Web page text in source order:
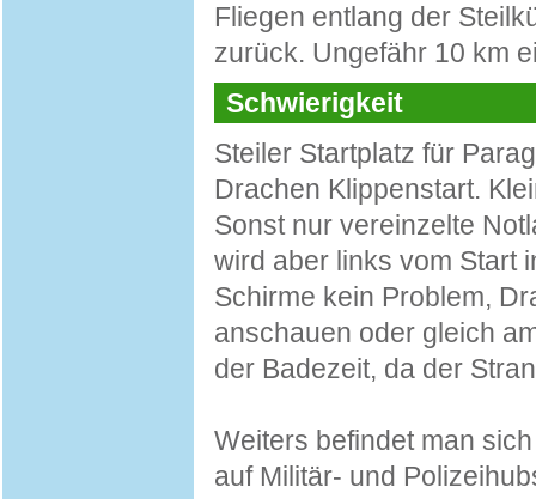
Fliegen entlang der
zurück. Ungefähr 10 km
Schwierigkeit
Steiler Startplatz für
Drachen Klippenstart.
Sonst nur vereinzelte
wird aber links vom Start
Schirme kein Problem,
anschauen oder gleich
der Badezeit, da der
Weiters befindet man
auf Militär- und